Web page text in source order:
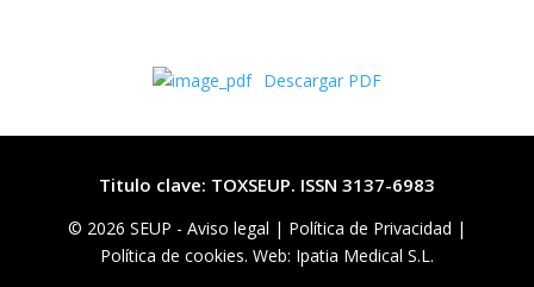
Descargar PDF
Titulo clave: TOXSEUP. ISSN 3137-6983
© 2026 SEUP - Aviso legal | Política de Privacidad |
Política de cookies. Web: Ipatia Medical S.L.